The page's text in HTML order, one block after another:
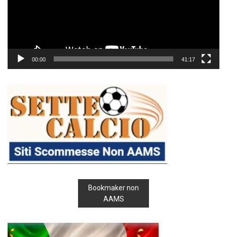
00:00 41:17
Bookmaker non
AAMS